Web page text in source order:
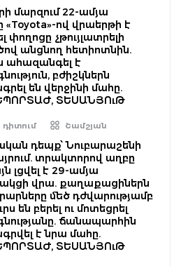
մարզում 22-ամյա
«Toyota»-ով վրաերթի է
փողոցը չթույլատրելի
անցնող հետիոտնին.
ահազանգել է
բժիշկներն
են վերջինի մահը.
ՏԵՍԱՆՅՈւԹ
դիտում Շամշյան
դեպք՝ Նուբարաշենի
տրակտորով աղբը
լցվել է 29-ամյա
վրա. քաղաքացիներն
մեծ դժվարությամբ
են բերել ու մոտեցրել
ճանապարհին
է նրա մահը.
ՏԵՍԱՆՅՈւԹ